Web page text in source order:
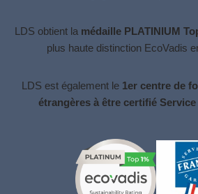
LDS obtient la médaille PLATINIUM
plus haute distinction EcoVadis
LDS est également le 1er centre de
étrangères à être certifié